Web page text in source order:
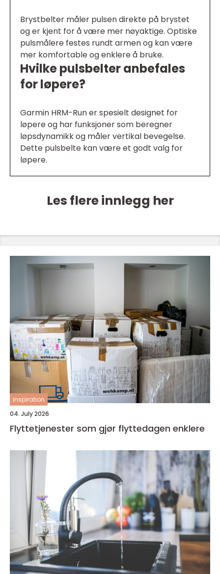
Brystbelter måler pulsen direkte på brystet
og er kjent for å være mer nøyaktige. Optiske
pulsmålere festes rundt armen og kan være
mer komfortable og enklere å bruke.
Hvilke pulsbelter anbefales
for løpere?
Garmin HRM-Run er spesielt designet for
løpere og har funksjoner som beregner
løpsdynamikk og måler vertikal bevegelse.
Dette pulsbelte kan være et godt valg for
løpere.
Les flere innlegg her
inspiration
04. July 2026
Flyttetjenester som gjør flyttedagen enklere